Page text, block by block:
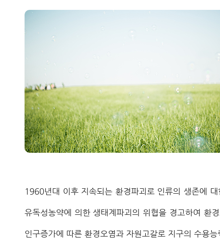
1960년대 이후 지속되는 환경파괴로 인류의 생존에
유독성농약에 의한 생태계파괴의 위협을 경고하여 환
인구증가에 따른 환경오염과 자원고갈로 지구의 수용